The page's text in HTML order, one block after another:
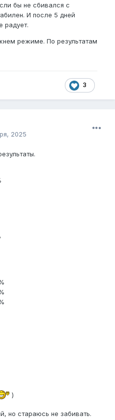
бы не сбивался с
И после 5 дней
радует.
режиме. По результатам
3
2025
)
но стараюсь не забивать.